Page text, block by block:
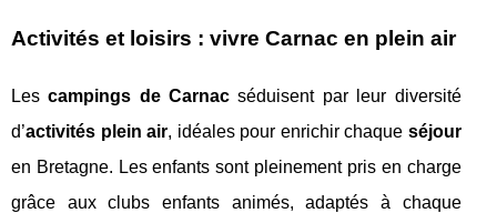
Activités et loisirs : vivre Carnac en plein air
Lescampings de Carnac séduisent par leur diversité
d’activités plein air, idéales pour enrichir chaque séjour
en Bretagne. Les enfants sont pleinement pris en charge
grâce aux clubs enfants animés, adaptés à chaque